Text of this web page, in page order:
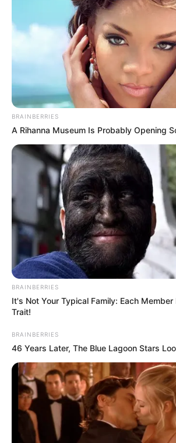
BRAINBERRIES
A Rihanna Museum Is Probably Opening
BRAINBERRIES
It's Not Your Typical Family: Each
Trait!
BRAINBERRIES
46 Years Later, The Blue Lagoon Stars